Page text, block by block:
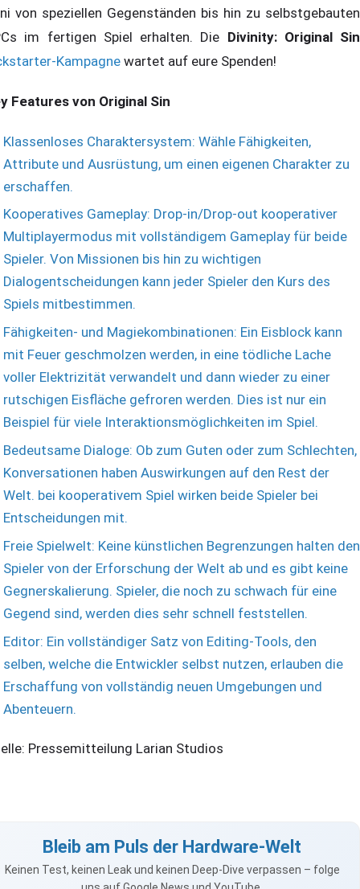
von speziellen Gegenständen bis hin zu selbstgebauten
im fertigen Spiel erhalten. Die Divinity: Original Sin
Kampagne wartet auf eure Spenden!
Features von Original Sin
Klassenloses Charaktersystem: Wähle Fähigkeiten,
Attribute und Ausrüstung, um einen eigenen Charakter zu
erschaffen.
Kooperatives Gameplay: Drop-in/Drop-out kooperativer
Multiplayermodus mit vollständigem Gameplay für beide
Spieler. Von Missionen bis hin zu wichtigen
Dialogentscheidungen kann jeder Spieler den Kurs des
Spiels mitbestimmen.
Fähigkeiten- und Magiekombinationen: Ein Eisblock kann
mit Feuer geschmolzen werden, in eine tödliche Lache
voller Elektrizität verwandelt und dann wieder zu einer
rutschigen Eisfläche gefroren werden. Dies ist nur ein
Beispiel für viele Interaktionsmöglichkeiten im Spiel.
Bedeutsame Dialoge: Ob zum Guten oder zum Schlechten,
Konversationen haben Auswirkungen auf den Rest der
Welt. bei kooperativem Spiel wirken beide Spieler bei
Entscheidungen mit.
Freie Spielwelt: Keine künstlichen Begrenzungen halten den
Spieler von der Erforschung der Welt ab und es gibt keine
Gegnerskalierung. Spieler, die noch zu schwach für eine
Gegend sind, werden dies sehr schnell feststellen.
Editor: Ein vollständiger Satz von Editing-Tools, den
selben, welche die Entwickler selbst nutzen, erlauben die
Erschaffung von vollständig neuen Umgebungen und
Abenteuern.
Pressemitteilung Larian Studios
Bleib am Puls der Hardware-Welt
Keinen Test, keinen Leak und keinen Deep-Dive verpassen – folge